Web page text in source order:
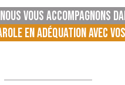
VOUS ACCOMPAGNONS
EN ADÉQUATION AVEC